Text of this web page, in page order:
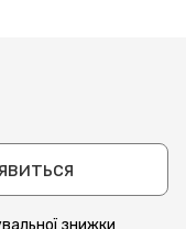
знижки